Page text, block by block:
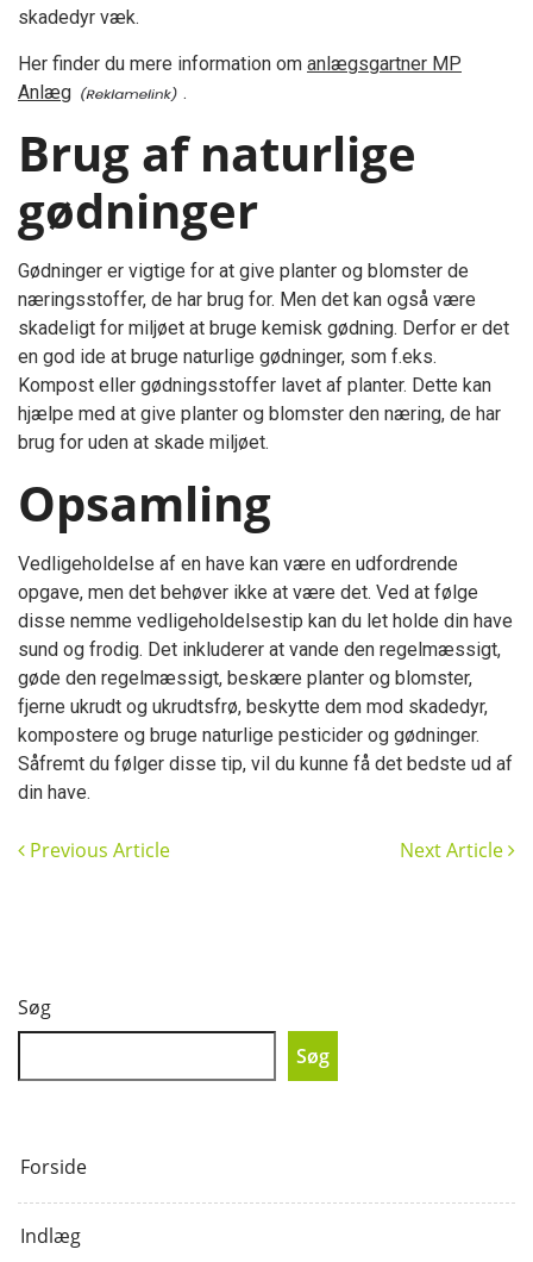
skadedyr væk.
Her finder du mere information om anlægsgartner MP
Anlæg
.
Brug af naturlige
gødninger
Gødninger er vigtige for at give planter og blomster de
næringsstoffer, de har brug for. Men det kan også være
skadeligt for miljøet at bruge kemisk gødning. Derfor er det
en god ide at bruge naturlige gødninger, som f.eks.
Kompost eller gødningsstoffer lavet af planter. Dette kan
hjælpe med at give planter og blomster den næring, de har
brug for uden at skade miljøet.
Opsamling
Vedligeholdelse af en have kan være en udfordrende
opgave, men det behøver ikke at være det. Ved at følge
disse nemme vedligeholdelsestip kan du let holde din have
sund og frodig. Det inkluderer at vande den regelmæssigt,
gøde den regelmæssigt, beskære planter og blomster,
fjerne ukrudt og ukrudtsfrø, beskytte dem mod skadedyr,
kompostere og bruge naturlige pesticider og gødninger.
Såfremt du følger disse tip, vil du kunne få det bedste ud af
din have.
Previous Article Next Article
Søg
Søg
Forside
Indlæg